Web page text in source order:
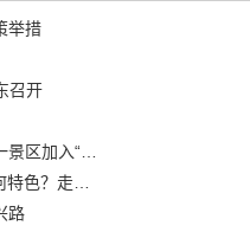
举措
召开
路